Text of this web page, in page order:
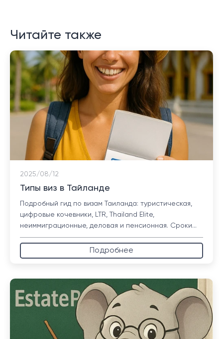
Читайте также
2025/08/12
Типы виз в Тайланде
Подробный гид по визам Таиланда: туристическая,
цифровые кочевники, LTR, Thailand Elite,
неиммиграционные, деловая и пенсионная. Сроки...
Подробнее